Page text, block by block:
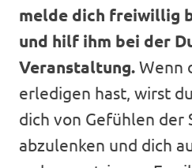
melde dich freiwillig
und hilf ihm bei der
Veranstaltung.Wenn
erledigen hast, wirst
dich von Gefühlen der
abzulenken und dich